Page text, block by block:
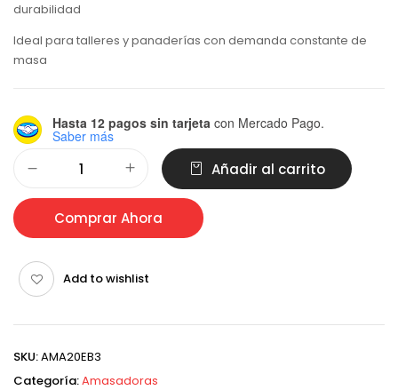
durabilidad
Ideal para talleres y panaderías con demanda constante de
masa
Hasta 12 pagos sin tarjeta con Mercado Pago.
Saber más
Añadir al carrito
Comprar Ahora
Add to wishlist
SKU:AMA20EB3
Categoría:Amasadoras